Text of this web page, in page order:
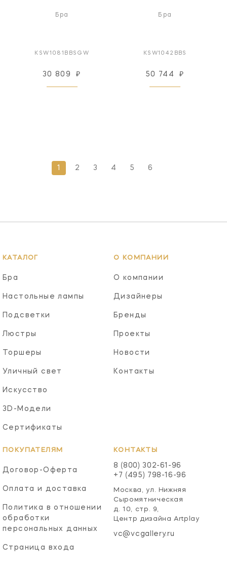
Бра
KSW1081BBSGW
30 809 ₽
Бра
KSW1042BBS
50 744 ₽
1 2 3 4 5 6
КАТАЛОГ
Бра
Настольные лампы
Подсветки
Люстры
Торшеры
Уличный свет
Искусство
3D-Модели
Сертификаты
О КОМПАНИИ
О компании
Дизайнеры
Бренды
Проекты
Новости
Контакты
ПОКУПАТЕЛЯМ
Договор-Оферта
Оплата и доставка
Политика в отношении
обработки
персональных данных
Страница входа
КОНТАКТЫ
8 (800) 302-61-96
+7 (495) 798-16-96
Москва, ул. Нижняя
Сыромятническая
д. 10, стр. 9,
Центр дизайна Artplay
vc@vcgallery.ru